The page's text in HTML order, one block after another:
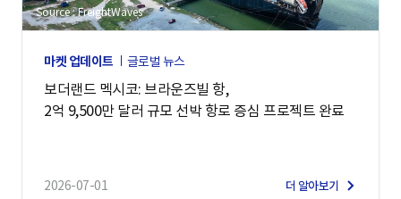
Source : FreightWaves
마켓 업데이트 글로벌 뉴스
보더랜드 멕시코: 브라운즈빌 항,
2억 9,500만 달러 규모 선박 항로 증심 프로젝트 완료
2026-07-01 더 알아보기